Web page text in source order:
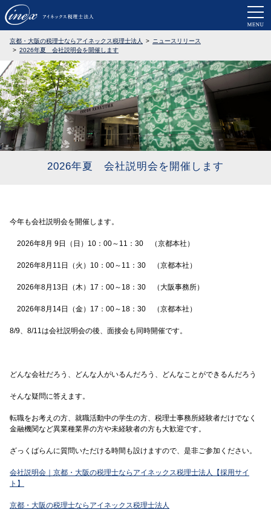
京都・大阪で税務調査に強い税理士な
京都・大阪の税理士ならアイネックス税理士法人
ニュースリリース
2026年夏 会社説明会を開催します
2026年夏 会社説明会を開催します
今年も会社説明会を開催します。
2026年8月 9日（日）10：00～11：30 （京都本社）
2026年8月11日（火）10：00～11：30 （京都本社）
2026年8月13日（木）17：00～18：30 （大阪事務所）
2026年8月14日（金）17：00～18：30 （京都本社）
8/9、8/11は会社説明会の後、面接会も同時開催です。
どんな会社だろう、どんな人がいるんだろう、どんなことができるんだろう
そんな疑問に答えます。
転職をお考えの方、就職活動中の学生の方、税理士事務所経験者だけでなく
金融機関など異業種業界の方や未経験者の方も大歓迎です。
ざっくばらんに質問いただける時間も設けますので、是非ご参加ください。
会社説明会｜京都・大阪の税理士ならアイネックス税理士法人【採用サイ
ト】
京都・大阪の税理士ならアイネックス税理士法人